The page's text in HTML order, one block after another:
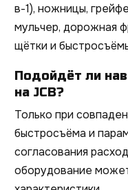
в-1), ножницы,
мульчер, дорожная
щётки и
Подойдёт ли
на JCB?
Только при
быстросъёма и
согласования
оборудование